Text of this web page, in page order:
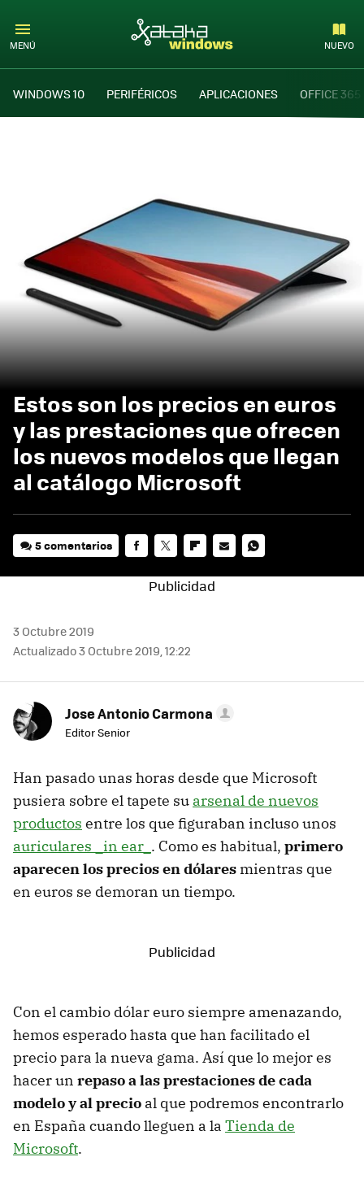
MENÚ NUEVO
WINDOWS 10 PERIFÉRICOS APLICACIONES OFFICE 365
Estos son los precios en euros
y las prestaciones que ofrecen
los nuevos modelos que llegan
al catálogo Microsoft
5 comentarios
MAIL
3 Octubre 2019
Actualizado 3 Octubre 2019, 12:22
Jose Antonio Carmona
Editor Senior
Han pasado unas horas desde que Microsoft
pusiera sobre el tapete su arsenal de nuevos
productos entre los que figuraban incluso unos
auriculares _in ear_ . Como es habitual, primero
aparecen los precios en dólares mientras que
en euros se demoran un tiempo.
Con el cambio dólar euro siempre amenazando,
hemos esperado hasta que han facilitado el
precio para la nueva gama. Así que lo mejor es
hacer un repaso a las prestaciones de cada
modelo y al precio al que podremos encontrarlo
en España cuando lleguen a la Tienda de
Microsoft.